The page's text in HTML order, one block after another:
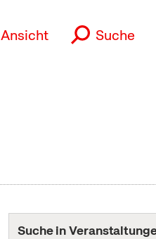
Ansicht Suche
Suche in